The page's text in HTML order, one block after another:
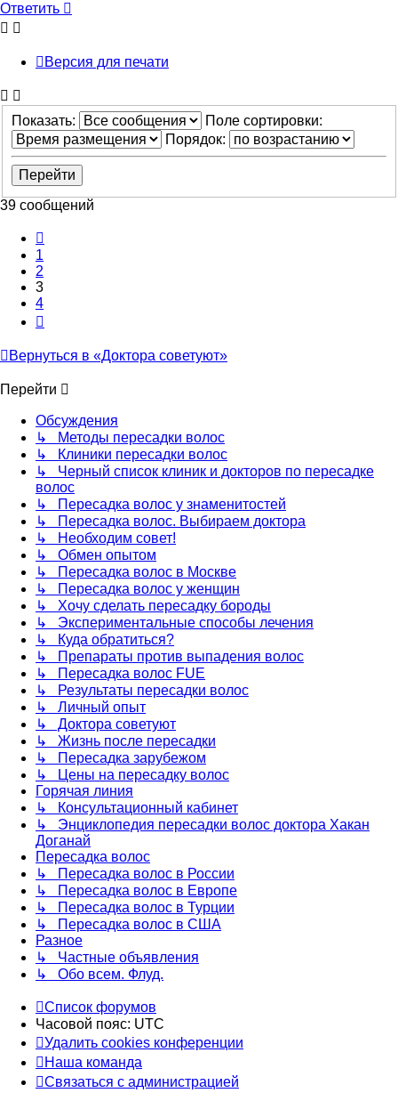
Ответить
Версия для печати
Показать:
Поле сортировки:
Порядок:
39 сообщений
1
2
3
4
Вернуться в «Доктора советуют»
Перейти
Обсуждения
↳ Методы пересадки волос
↳ Клиники пересадки волос
↳ Черный список клиник и докторов по пересадке
волос
↳ Пересадка волос у знаменитостей
↳ Пересадка волос. Выбираем доктора
↳ Необходим совет!
↳ Обмен опытом
↳ Пересадка волос в Москве
↳ Пересадка волос у женщин
↳ Хочу сделать пересадку бороды
↳ Экспериментальные способы лечения
↳ Куда обратиться?
↳ Препараты против выпадения волос
↳ Пересадка волос FUE
↳ Результаты пересадки волос
↳ Личный опыт
↳ Доктора советуют
↳ Жизнь после пересадки
↳ Пересадка зарубежом
↳ Цены на пересадку волос
Горячая линия
↳ Консультационный кабинет
↳ Энциклопедия пересадки волос доктора Хакан
Доганай
Пересадка волос
↳ Пересадка волос в России
↳ Пересадка волос в Европе
↳ Пересадка волос в Турции
↳ Пересадка волос в США
Разное
↳ Частные объявления
↳ Обо всем. Флуд.
Список форумов
Часовой пояс: UTC
Удалить cookies конференции
Наша команда
Связаться с администрацией